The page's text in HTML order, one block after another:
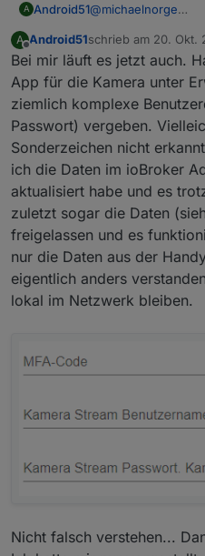
A Android51@michaelnorge
Ich bekomme den
aktiviert ist. Aber
andauernd neu
Ja, ich hatte die
Bin mir nur nicht
Installation so
Version deutet ja
A
Offline
Android51schrieb am 20. Okt.
zuletzt editiert von
Bei mir läuft es jetzt auch.
App für die Kamera unter
ziemlich komplexe
Passwort) vergeben.
Sonderzeichen nicht
ich die Daten im ioBroker
aktualisiert habe und es
zuletzt sogar die Daten
freigelassen und es
nur die Daten aus der
eigentlich anders
lokal im Netzwerk bleiben.
Nicht falsch verstehen...